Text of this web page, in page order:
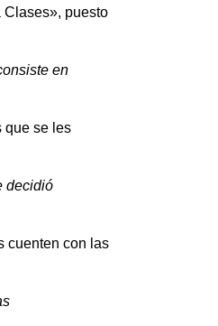
Clases», puesto
en
que se les
decidió
cuenten con las